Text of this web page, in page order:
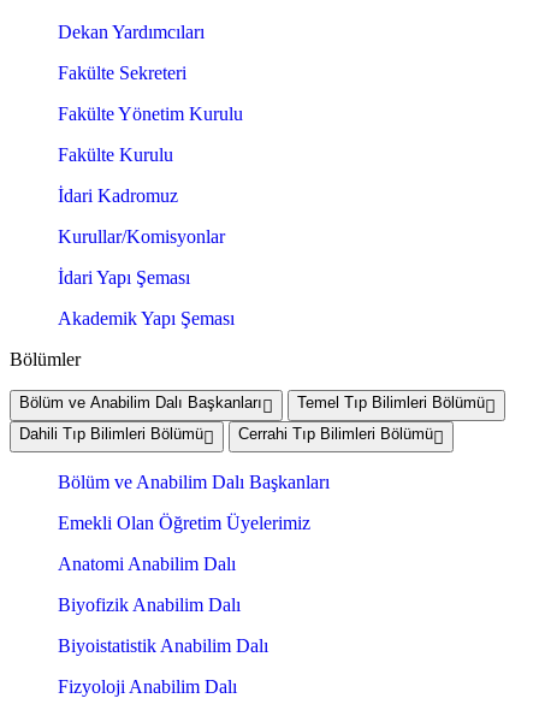
Dekan Yardımcıları
Fakülte Sekreteri
Fakülte Yönetim Kurulu
Fakülte Kurulu
İdari Kadromuz
Kurullar/Komisyonlar
İdari Yapı Şeması
Akademik Yapı Şeması
Bölümler
Bölüm ve Anabilim Dalı Başkanları
Temel Tıp Bilimleri Bölümü
Dahili Tıp Bilimleri Bölümü
Cerrahi Tıp Bilimleri Bölümü
Bölüm ve Anabilim Dalı Başkanları
Emekli Olan Öğretim Üyelerimiz
Anatomi Anabilim Dalı
Biyofizik Anabilim Dalı
Biyoistatistik Anabilim Dalı
Fizyoloji Anabilim Dalı